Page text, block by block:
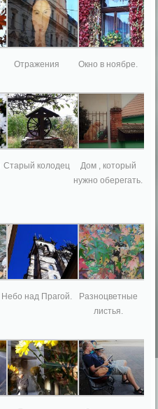
Отражения Окно в ноябре.
Старый колодец
Дом , который
нужно оберегать.
Небо над Прагой.
Разноцветные
листья.